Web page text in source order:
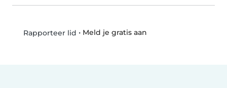
Rapporteer lid • Meld je gratis aan